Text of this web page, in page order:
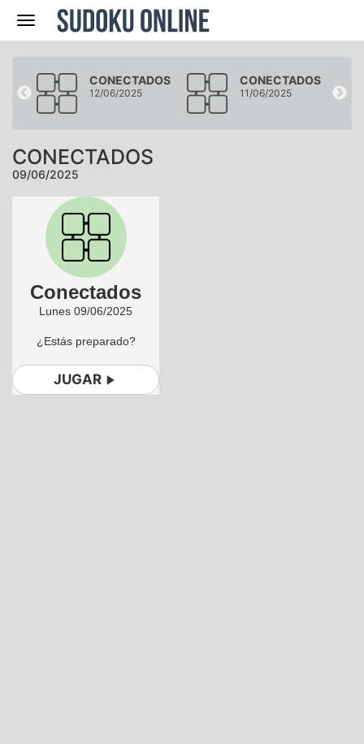
Navegación
CONECTADOS
12/06/2025
CONECTADOS
11/06/2025
CONECTADOS
09/06/2025
Conectados
Lunes 09/06/2025
¿Estás preparado?
JUGAR